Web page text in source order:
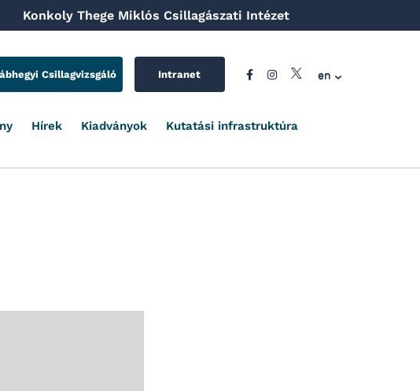
Konkoly Thege Miklós Csillagászati Intézet
Csillagvizsgáló Intranet en
Hírek Kiadványok Kutatási infrastruktúra